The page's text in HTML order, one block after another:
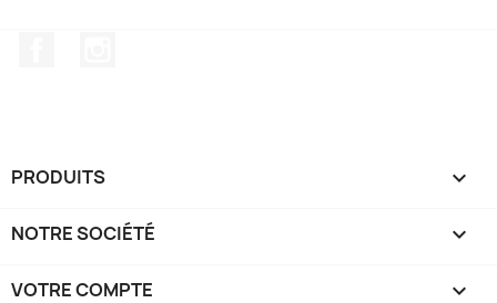
PRODUITS 
NOTRE SOCIÉTÉ 
VOTRE COMPTE 